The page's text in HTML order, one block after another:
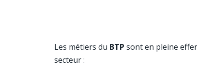
Les métiers du BTP sont en pleine
secteur :